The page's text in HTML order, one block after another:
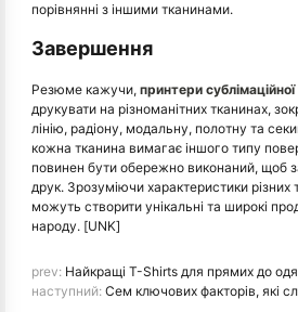
порівнянні з іншими тканинами.
Завершення
Резюме кажучи, принтери
друкувати на різноманітних тканинах,
лінію, радіону, модальну, полотну та
кожна тканина вимагає іншого типу
повинен бути обережно виконаний, щоб
друк. Зрозуміючи характеристики різних
можуть створити унікальні та широкі
народу. [UNK]
prev: Найкращі T-Shirts для прямих до одягу
наступний: Сем ключових факторів, які слід розглянути під час вибору